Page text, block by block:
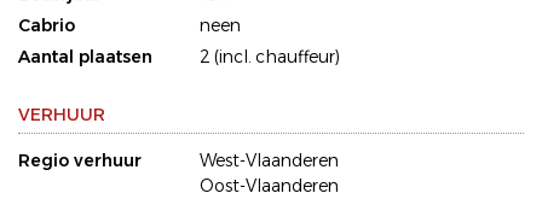
Cabrio
neen
Aantal plaatsen
2 (incl. chauffeur)
VERHUUR
Regio verhuur
West-Vlaanderen
Oost-Vlaanderen